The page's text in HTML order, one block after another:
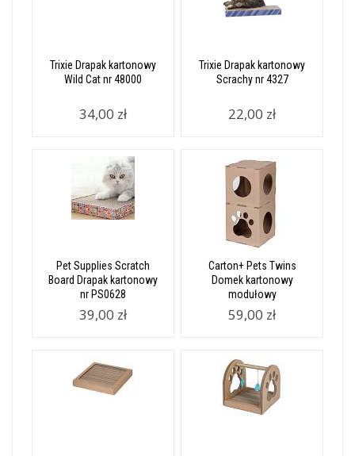
Trixie Drapak kartonowy
Wild Cat nr 48000
34,00 zł
Trixie Drapak kartonowy
Scrachy nr 4327
22,00 zł
Pet Supplies Scratch
Board Drapak kartonowy
nr PS0628
39,00 zł
Carton+ Pets Twins
Domek kartonowy
modułowy
59,00 zł